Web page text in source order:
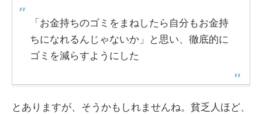
「お金持ちのゴミをまねしたら自分もお金持
ちになれるんじゃないか」と思い、徹底的に
ゴミを減らすようにした
とありますが、そうかもしれませんね。貧乏人ほど、